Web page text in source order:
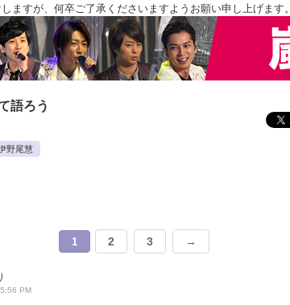
ますが、 何卒ご了承くださいますようお願い申し上げます。
語ろう
野尾慧
1 2 3 →
PM